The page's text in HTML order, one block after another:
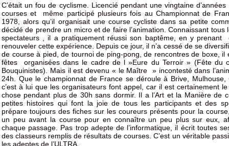
C’était un fou de cyclisme. Licencié pendant une vingtaine
courses et même participé plusieurs fois au Championnat de
1978, alors qu’il organisait une course cycliste dans sa petite
décidé de prendre un micro et de faire l’animation. Connaissant
spectateurs , il a pratiquement réussi son baptême, en y prenant
renouveler cette expérience. Depuis ce jour, il n’a cessé de se
de course à pied, de tournoi de ping-pong, de rencontres de boxe, il
fêtes organisées dans le cadre de l »Eure du Terroir » (Fête du
Bouquinistes). Mais il est devenu « le Maître » incontesté dans
24h. Que le championnat de France se déroule à Brive,
c’est à lui que les organisateurs font appel, car il est certainement
chose pendant plus de 30h sans dormir. Il a l’Art et la Manière de
petites histoires qui font la joie de tous les participants et des
prépare toujours des fiches sur les coureurs présents pour la
un peu avant la course pour en connaître un peu plus sur eux,
chaque passage. Pas trop adepte de l’informatique, il écrit toutes
des classeurs remplis de résultats de courses. C’est un véritable
les adeptes de l’ULTRA.